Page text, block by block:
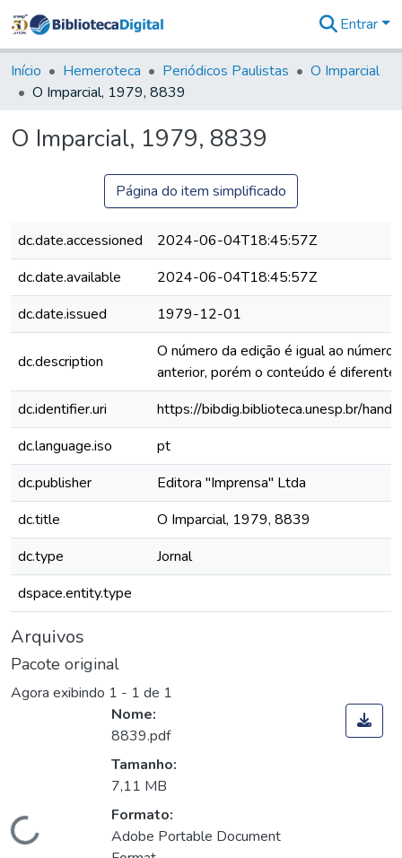
&
Coleções
Tudo na
Digital
Entrar
Início Hemeroteca Periódicos Paulistas
O Imparcial
O Imparcial, 1979, 8839
O Imparcial, 1979, 8839
Página do item simplificado
dc.date.accessioned
2024-06-04T18:45:57Z
dc.date.available
2024-06-04T18:45:57Z
dc.date.issued
1979-12-01
dc.description
O número da edição é igual ao número
anterior, porém o conteúdo é diferente.
dc.identifier.uri
https://bibdig.biblioteca.unesp.br/
dc.language.iso
pt
dc.publisher
Editora "Imprensa" Ltda
dc.title
O Imparcial, 1979, 8839
dc.type
Jornal
dspace.entity.type
Arquivos
Pacote original
Agora exibindo 1 - 1 de 1
Carregando...
Nome:
8839.pdf
Tamanho:
7,11 MB
Formato:
Adobe Portable Document